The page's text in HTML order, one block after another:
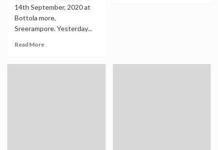
14th September, 2020 at
Bottola more,
Sreerampore. Yesterday...
Read More